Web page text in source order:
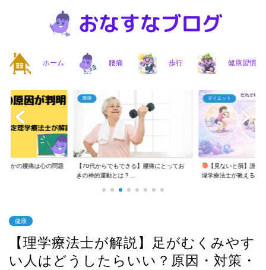
ホーム 腰痛 歩行 健康習慣
さかの腰痛は心の問題
腰痛
【70代からでもできる】腰痛にとってお
きの神的運動とは？...
ダイエット
【見ないと損】誰で
理学療法士が教える“...
健康
【理学療法士が解説】足がむくみやす
い人はどうしたらいい？原因・対策・